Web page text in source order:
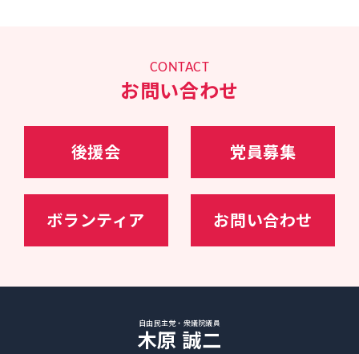
20年10月～、衆議院内閣委員会委員長
21年10月～、内閣官房副長官（政務）、内閣総理
大臣補佐官
事長代理・政調会長特別補佐
CONTACT
お問い合わせ
後援会 党員募集
ボランティア お問い合わせ
自由民主党・衆議院議員
木原 誠二